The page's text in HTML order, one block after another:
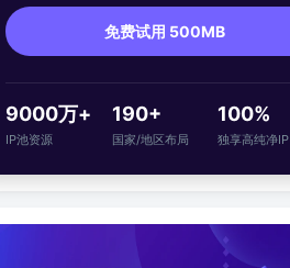
免费试用 500MB
9000万+
IP池资源
190+
国家/地区布局
100%
独享高纯净IP